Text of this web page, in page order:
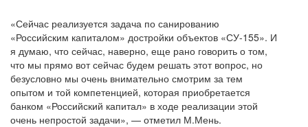
«Сейчас реализуется задача по санированию
«Российским капиталом» достройки объектов «СУ-155». И
я думаю, что сейчас, наверно, еще рано говорить о том,
что мы прямо вот сейчас будем решать этот вопрос, но
безусловно мы очень внимательно смотрим за тем
опытом и той компетенцией, которая приобретается
банком «Российский капитал» в ходе реализации этой
очень непростой задачи», — отметил М.Мень.